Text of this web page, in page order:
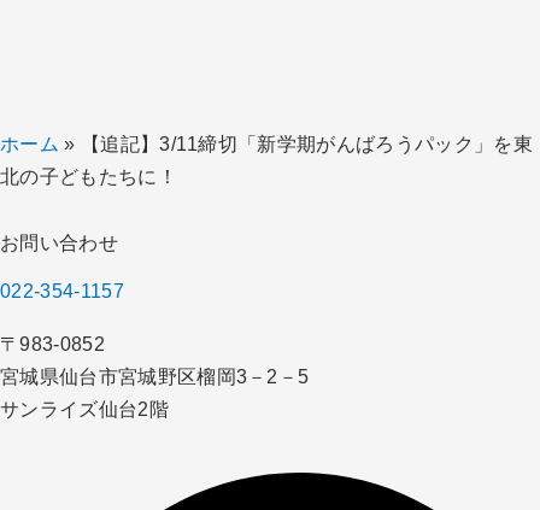
ホーム »
【追記】3/11締切「新学期がんばろうパック」を東
北の子どもたちに！
お問い合わせ
022-354-1157
〒983-0852
宮城県仙台市宮城野区榴岡3－2－5
サンライズ仙台2階​